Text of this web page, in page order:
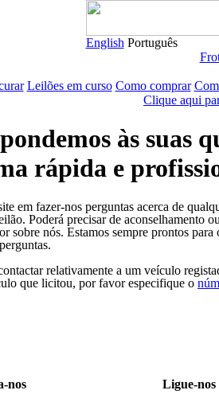
English Português
Leilões em curso Como comprar
Clique aqui
às suas
rápida e
em fazer-nos perguntas acerca de
Poderá precisar de aconselhamento
sobre nós. Estamos sempre prontos para
relativamente a um veículo
que licitou, por favor especifique o
nos Ligue-nos